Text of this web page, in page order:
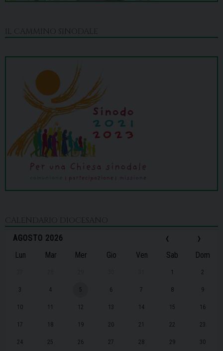
IL CAMMINO SINODALE
CALENDARIO DIOCESANO
‹
AGOSTO 2026 ›
Lun Mar Mer Gio Ven Sab Dom
1 2
3 4 5 6 7 8 9
10 11 12 13 14 15 16
17 18 19 20 21 22 23
24 25 26 27 28 29 30